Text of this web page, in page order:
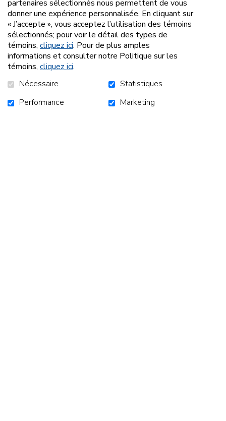
Notre équipe offre des services de références et
partenaires sélectionnés nous permettent de vous
donner une expérience personnalisée. En cliquant sur
« J’accepte », vous acceptez l’utilisation des témoins
sélectionnés; pour voir le détail des types de
témoins, cliquez ici. Pour de plus amples
informations et consulter notre Politique sur les
témoins, cliquez ici.
Nécessaire
Statistiques
Performance
Marketing